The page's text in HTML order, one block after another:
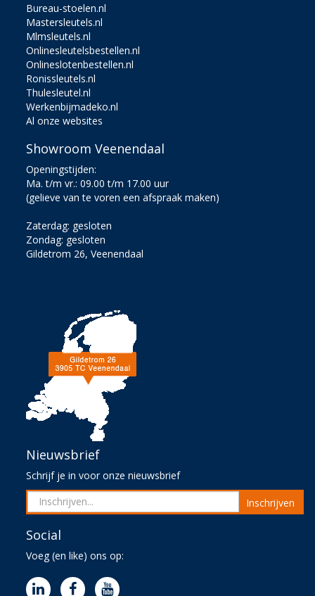
Bureau-stoelen.nl
Mastersleutels.nl
Mlmsleutels.nl
Onlinesleutelsbestellen.nl
Onlineslotenbestellen.nl
Ronissleutels.nl
Thulesleutel.nl
Werkenbijmadeko.nl
Al onze websites
Showroom Veenendaal
Openingstijden:
Ma. t/m vr.: 09.00 t/m 17.00 uur
(gelieve van te voren een afspraak maken)
Zaterdag: gesloten
Zondag: gesloten
Gildetrom 26, Veenendaal
Nieuwsbrief
Schrijf je in voor onze nieuwsbrief
Inschrijven
Social
Voeg (en like) ons op: